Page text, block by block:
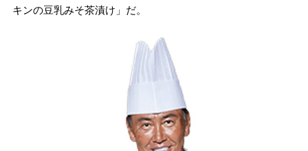
キンの豆乳みそ茶漬け」だ。